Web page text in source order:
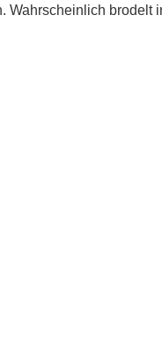
Wahrscheinlich brodelt